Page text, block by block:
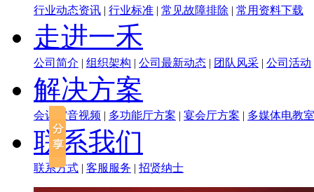
行业动态资讯 | 行业标准 | 常见故障排除 | 常用资料下载
走进一禾
公司简介 | 组织架构 | 公司最新动态 | 团队风采 | 公司活动
解决方案
会议室音视频 | 多功能厅方案 | 宴会厅方案 | 多媒体电教室
联系我们
联系方式 | 客服服务 | 招贤纳士